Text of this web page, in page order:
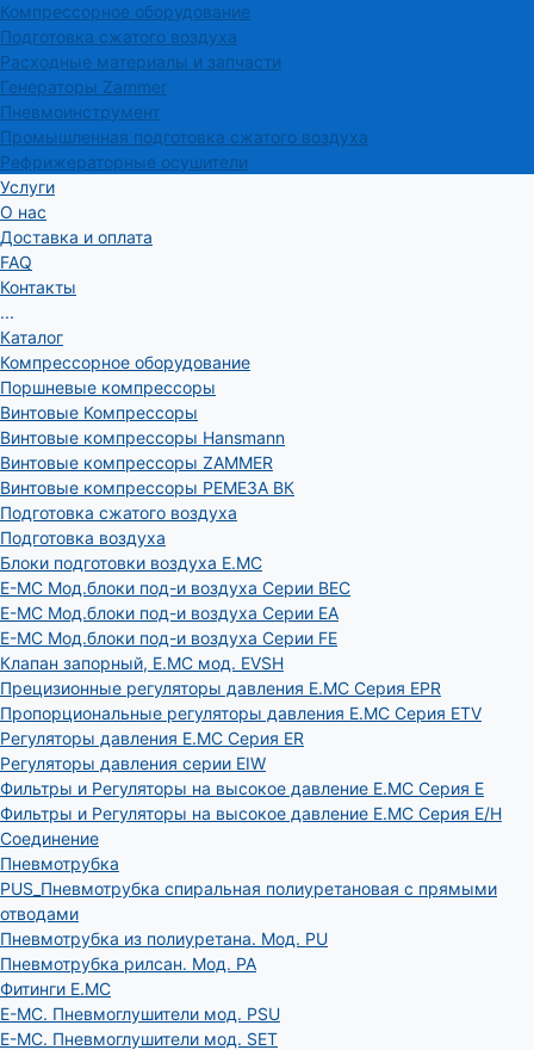
Компрессорное оборудование
Подготовка сжатого воздуха
Расходные материалы и запчасти
Генераторы Zammer
Пневмоинструмент
Промышленная подготовка сжатого воздуха
Рефрижераторные осушители
Услуги
О нас
Доставка и оплата
FAQ
Контакты
...
Каталог
Компрессорное оборудование
Поршневые компрессоры
Винтовые Компрессоры
Винтовые компрессоры Hansmann
Винтовые компрессоры ZAMMER
Винтовые компрессоры РЕМЕЗА ВК
Подготовка сжатого воздуха
Подготовка воздуха
Блоки подготовки воздуха E.MC
E-MC Мод.блоки под-и воздуха Серии BEC
E-MC Мод.блоки под-и воздуха Серии EA
E-MC Мод.блоки под-и воздуха Серии FE
Клапан запорный, E.MC мод. EVSH
Прецизионные регуляторы давления E.MC Серия EPR
Пропорциональные регуляторы давления E.MC Серия ETV
Регуляторы давления E.MC Серия ER
Регуляторы давления серии EIW
Фильтры и Регуляторы на высокое давление E.MC Серия E
Фильтры и Регуляторы на высокое давление E.MC Серия E/H
Соединение
Пневмотрубка
PUS_Пневмотрубка спиральная полиуретановая с прямыми
отводами
Пневмотрубка из полиуретана. Мод. РU
Пневмотрубка рилсан. Мод. PA
Фитинги E.MC
E-MC. Пневмоглушители мод. PSU
E-MC. Пневмоглушители мод. SET